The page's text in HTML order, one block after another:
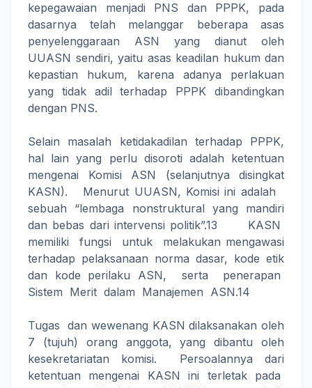
kepegawaian menjadi PNS dan PPPK, pada
dasarnya telah melanggar beberapa asas
penyelenggaraan ASN yang dianut oleh
UUASN sendiri, yaitu asas keadilan hukum dan
kepastian hukum, karena adanya perlakuan
yang tidak adil terhadap PPPK dibandingkan
dengan PNS.
Selain masalah ketidakadilan terhadap PPPK,
hal lain yang perlu disoroti adalah ketentuan
mengenai Komisi ASN (selanjutnya disingkat
KASN). Menurut UUASN, Komisi ini adalah
sebuah “lembaga nonstruktural yang mandiri
dan bebas dari intervensi politik”.13 KASN
memiliki fungsi untuk melakukan mengawasi
terhadap pelaksanaan norma dasar, kode etik
dan kode perilaku ASN, serta penerapan
Sistem Merit dalam Manajemen ASN.14
Tugas dan wewenang KASN dilaksanakan oleh
7 (tujuh) orang anggota, yang dibantu oleh
kesekretariatan komisi. Persoalannya dari
ketentuan mengenai KASN ini terletak pada